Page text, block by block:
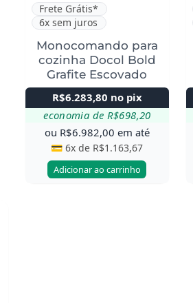
Frete Grátis*
6x sem juros
Monocomando para
cozinha Docol Bold
Grafite Escovado
R$6.283,80 no pix
economia de R$698,20
ou R$6.982,00 em até
💳 6x de R$1.163,67
Adicionar ao carrinho